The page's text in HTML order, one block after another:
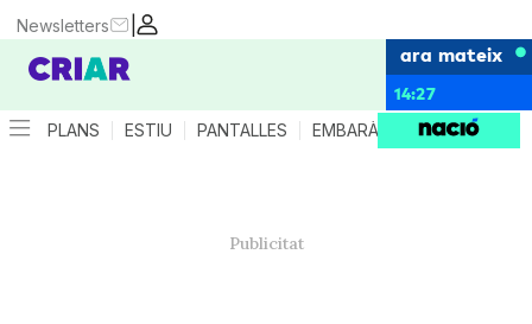
|
Newsletters
ara mateix
14:27
PLANS ESTIU PANTALLES EMBARÀS CRIANÇA